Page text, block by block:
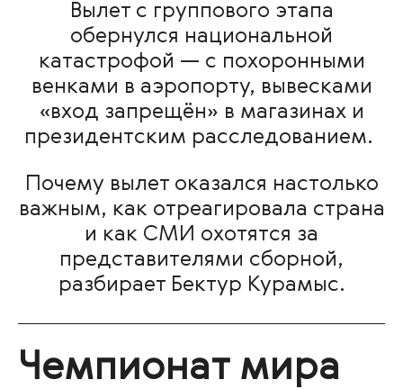
Вылет с группового этапа
обернулся национальной
катастрофой — с похоронными
венками в аэропорту, вывесками
«вход запрещён» в магазинах и
президентским расследованием.
Почему вылет оказался настолько
важным, как отреагировала страна
и как СМИ охотятся за
представителями сборной,
разбирает Бектур Курамыс.
Чемпионат мира